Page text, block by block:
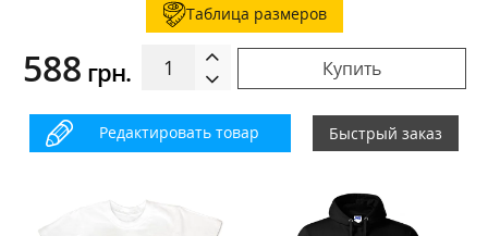
Таблица размеров
588 грн. Купить
Редактировать товар Быстрый заказ